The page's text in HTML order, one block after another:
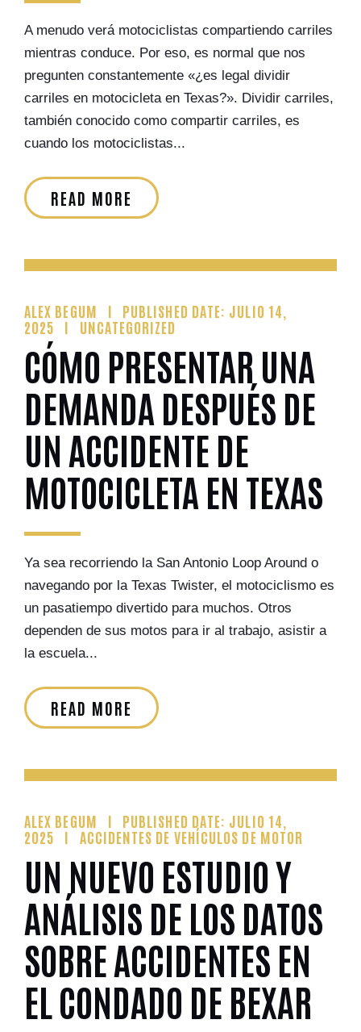
A menudo verá motociclistas compartiendo carriles
mientras conduce. Por eso, es normal que nos
pregunten constantemente «¿es legal dividir
carriles en motocicleta en Texas?». Dividir carriles,
también conocido como compartir carriles, es
cuando los motociclistas...
READ MORE
ALEX BEGUM
PUBLISHED DATE: JULIO 14,
2025
UNCATEGORIZED
CÓMO PRESENTAR UNA
DEMANDA DESPUÉS DE
UN ACCIDENTE DE
MOTOCICLETA EN TEXAS
Ya sea recorriendo la San Antonio Loop Around o
navegando por la Texas Twister, el motociclismo es
un pasatiempo divertido para muchos. Otros
dependen de sus motos para ir al trabajo, asistir a
la escuela...
READ MORE
ALEX BEGUM
PUBLISHED DATE: JULIO 14,
2025
ACCIDENTES DE VEHÍCULOS DE MOTOR
UN NUEVO ESTUDIO Y
ANÁLISIS DE LOS DATOS
SOBRE ACCIDENTES EN
EL CONDADO DE BEXAR